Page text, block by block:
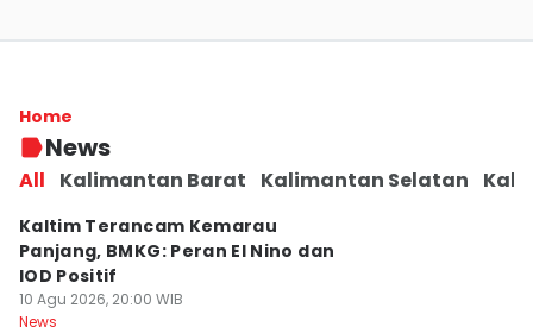
Home
News
All Kalimantan Barat Kalimantan Selatan
Diminta Belajar dari Rumah
News
Kaltim Terancam Kemarau
Panjang, BMKG: Peran El Nino dan
IOD Positif
10 Agu 2026, 20:00 WIB
News